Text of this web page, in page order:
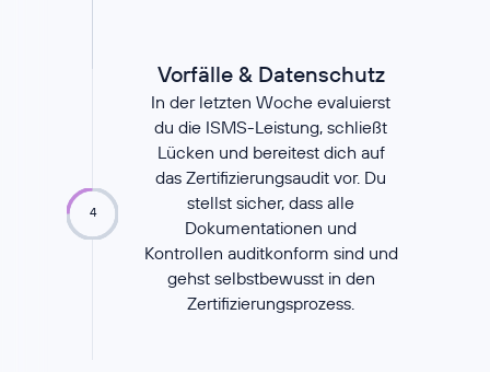
4
Vorfälle & Datenschutz
In der letzten Woche evaluierst
du die ISMS-Leistung, schließt
Lücken und bereitest dich auf
das Zertifizierungsaudit vor. Du
stellst sicher, dass alle
Dokumentationen und
Kontrollen auditkonform sind und
gehst selbstbewusst in den
Zertifizierungsprozess.